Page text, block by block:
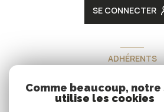
SE CONNECTER
ADHÉRENTS
Nous adhérons
Comme beaucoup, notre
utilise les cookies